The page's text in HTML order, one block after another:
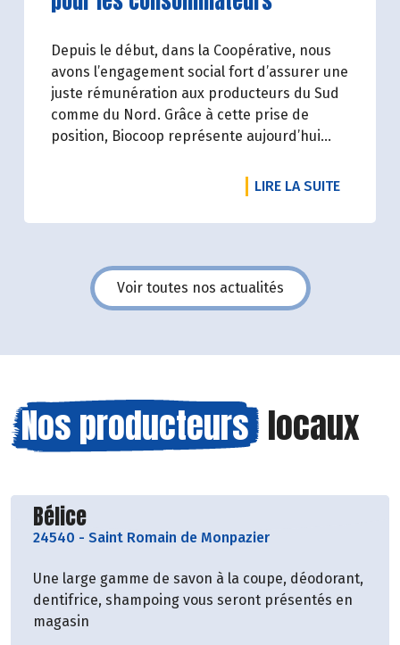
Depuis le début, dans la Coopérative, nous
avons l’engagement social fort d’assurer une
juste rémunération aux producteurs du Sud
comme du Nord. Grâce à cette prise de
position, Biocoop représente aujourd’hui
68.8% des produits à marque Biocoop sont
LIRE LA SUITEDE
Voir toutes nos actualités
Nos producteurs locaux
Découvrir le producteur
Bélice
24540 - Saint Romain de Monpazier
Une large gamme de savon à la coupe, déodorant,
dentifrice, shampoing vous seront présentés en
magasin